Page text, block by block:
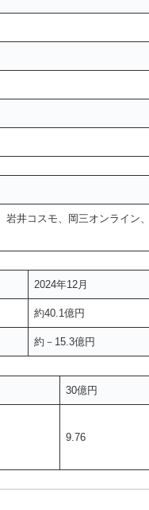
井コスモ、岡三オンライン、
2024年12月
約40.1億円
約－15.3億円
30億円
9.76